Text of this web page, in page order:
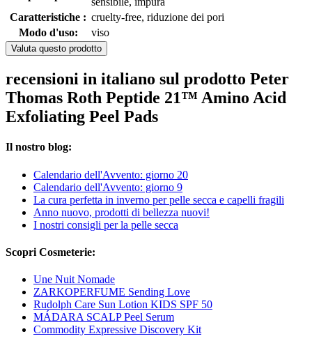
Caratteristiche : cruelty-free, riduzione dei pori
Modo d'uso:
viso
Valuta questo prodotto
recensioni in italiano sul prodotto Peter
Thomas Roth Peptide 21™ Amino Acid
Exfoliating Peel Pads
Il nostro blog:
Calendario dell'Avvento: giorno 20
Calendario dell'Avvento: giorno 9
La cura perfetta in inverno per pelle secca e capelli fragili
Anno nuovo, prodotti di bellezza nuovi!
I nostri consigli per la pelle secca
Scopri Cosmeterie:
Une Nuit Nomade
ZARKOPERFUME Sending Love
Rudolph Care Sun Lotion KIDS SPF 50
MÁDARA SCALP Peel Serum
Commodity Expressive Discovery Kit